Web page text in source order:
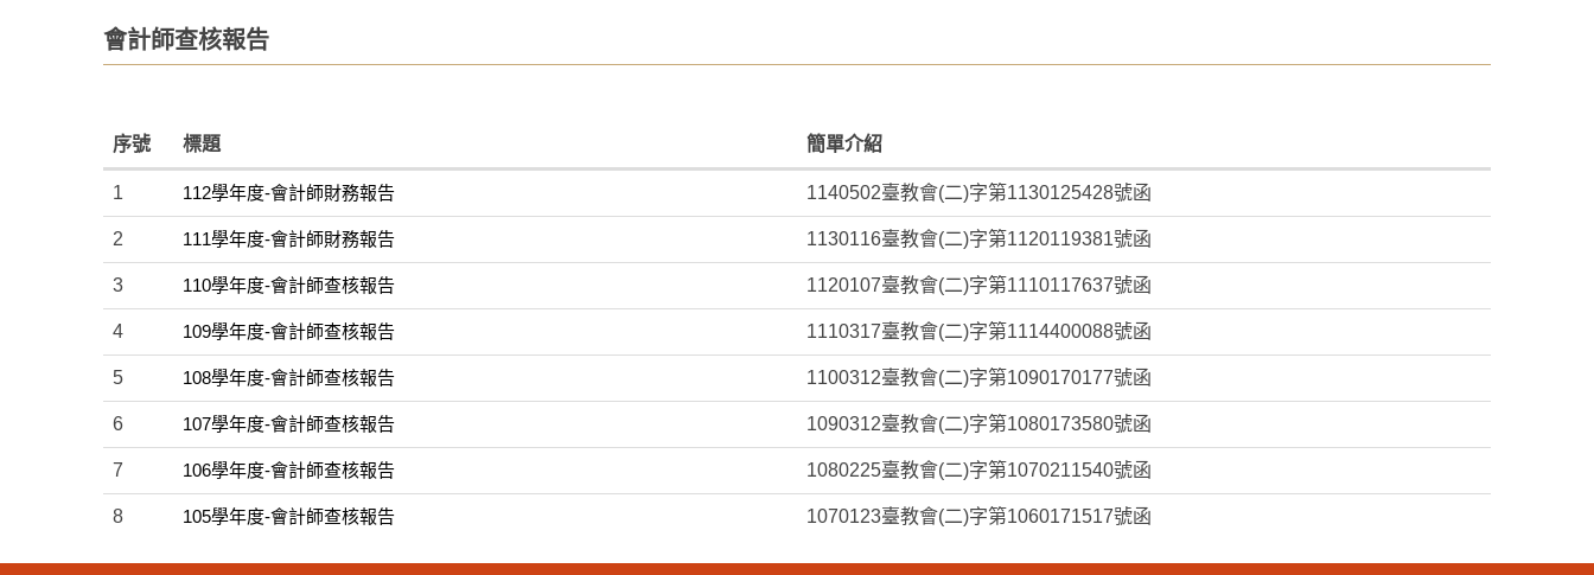
會計師查核報告
序號 標題 簡單介紹
1 112學年度-會計師財務報告 1140502臺教會(二)字第1130125428號函
2 111學年度-會計師財務報告 1130116臺教會(二)字第1120119381號函
3 110學年度-會計師查核報告 1120107臺教會(二)字第1110117637號函
4 109學年度-會計師查核報告 1110317臺教會(二)字第1114400088號函
5 108學年度-會計師查核報告 1100312臺教會(二)字第1090170177號函
6 107學年度-會計師查核報告 1090312臺教會(二)字第1080173580號函
7 106學年度-會計師查核報告 1080225臺教會(二)字第1070211540號函
8 105學年度-會計師查核報告 1070123臺教會(二)字第1060171517號函